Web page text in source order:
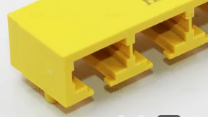
BÁO
GIÁ
SƠ